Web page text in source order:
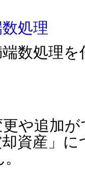
処理
数処理
や追加
資産」